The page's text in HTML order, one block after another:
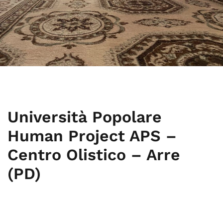
Università Popolare
Human Project APS –
Centro Olistico – Arre
(PD)